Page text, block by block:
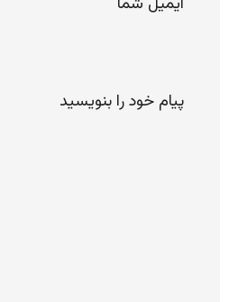
خود را
لطفا